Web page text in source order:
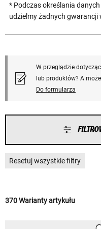
* Podczas określania
udzielmy żadnych gwarancji
W przeglądzie
lub produktów? A
Do formularza
Resetuj wszystkie filtry
370 Warianty artykułu